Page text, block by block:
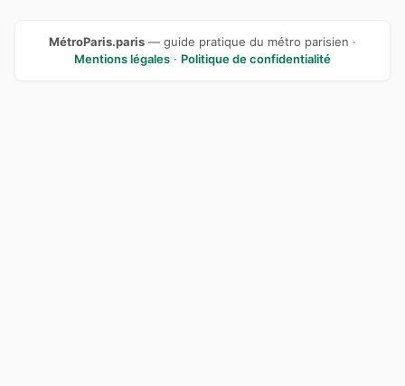
MétroParis.paris — guide pratique du métro parisien ·
Mentions légales · Politique de confidentialité